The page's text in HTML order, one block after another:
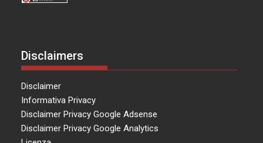
Disclaimers
Disclaimer
Informativa Privacy
Disclaimer Privacy Google Adsense
Disclaimer Privacy Google Analytics